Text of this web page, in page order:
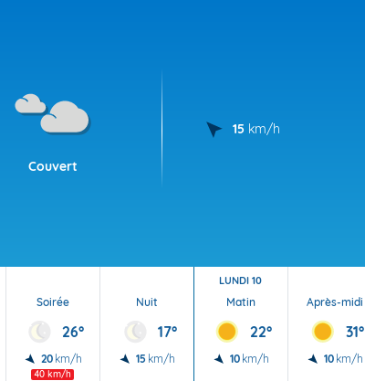
Couvert
15 km/h
Soirée
26°
20 km/h
40 km/h
Nuit
17°
15 km/h
LUNDI 10
Matin
22°
10 km/h
Après-midi
31°
10 km/h